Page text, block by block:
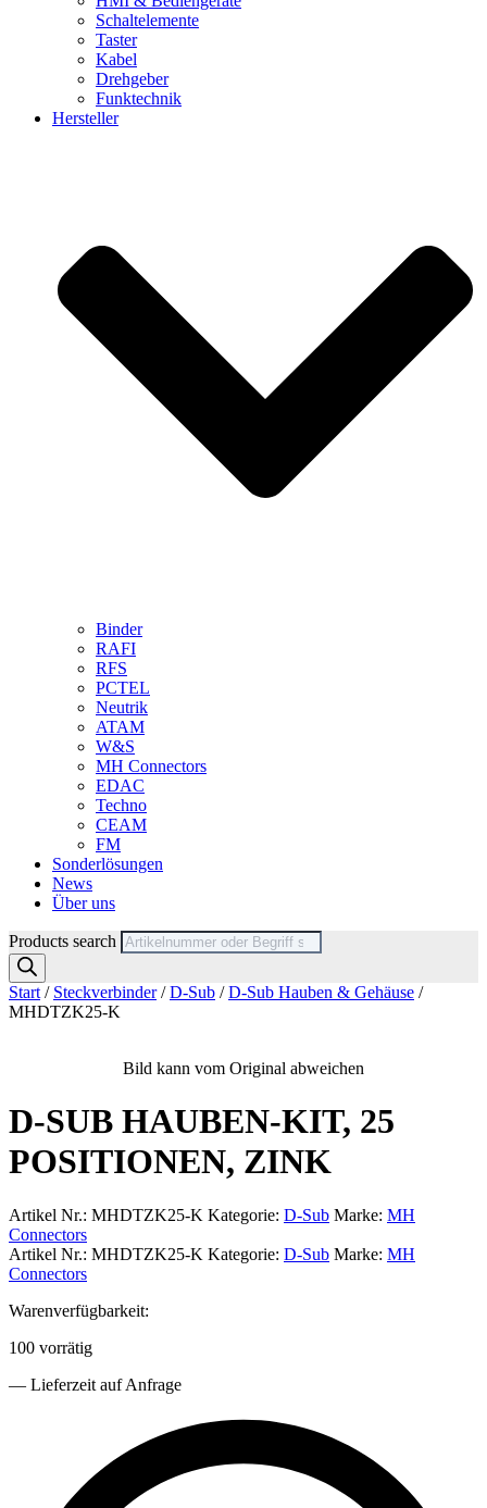
Schaltelemente
Taster
Kabel
Drehgeber
Funktechnik
Hersteller
Binder
RAFI
RFS
PCTEL
Neutrik
ATAM
W&S
MH Connectors
EDAC
Techno
CEAM
FM
Sonderlösungen
News
Über uns
Products search
Start / Steckverbinder/D-Sub /D-Sub Hauben & Gehäuse /
MHDTZK25-K
Bild kann vom Original abweichen
D-SUB HAUBEN-KIT, 25
POSITIONEN, ZINK
Artikel Nr.: MHDTZK25-K Kategorie: D-Sub Marke: MH
Connectors
Artikel Nr.: MHDTZK25-K Kategorie: D-Sub Marke: MH
Connectors
Warenverfügbarkeit:
100 vorrätig
— Lieferzeit auf Anfrage